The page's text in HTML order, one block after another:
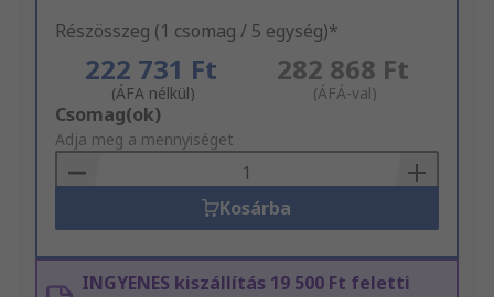
Részösszeg (1 csomag / 5 egység)*
222 731 Ft
(ÁFA nélkül)
282 868 Ft
(ÁFÁ-val)
Add
to
Basket
Csomag(ok)
Adja meg a mennyiséget
Kosárba
INGYENES kiszállítás 19 500 Ft feletti